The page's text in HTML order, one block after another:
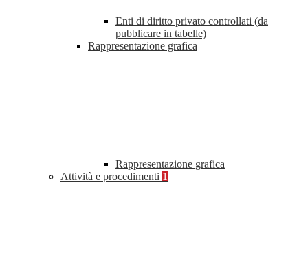
Enti di diritto privato controllati (da
pubblicare in tabelle)
Rappresentazione grafica
Rappresentazione grafica
Attività e procedimenti 1